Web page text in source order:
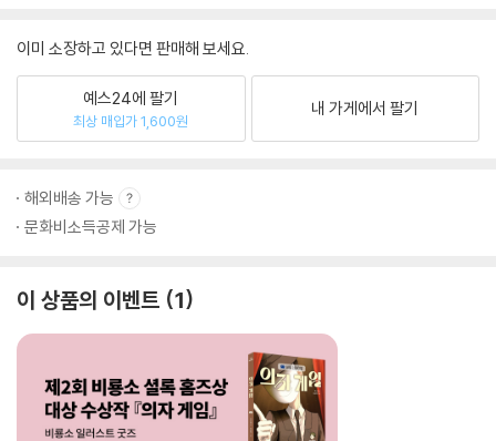
이미 소장하고 있다면 판매해 보세요.
예스24에 팔기
최상 매입가 1,600원
내 가게에서 팔기
해외배송 가능
문화비소득공제 가능
이 상품의 이벤트 1